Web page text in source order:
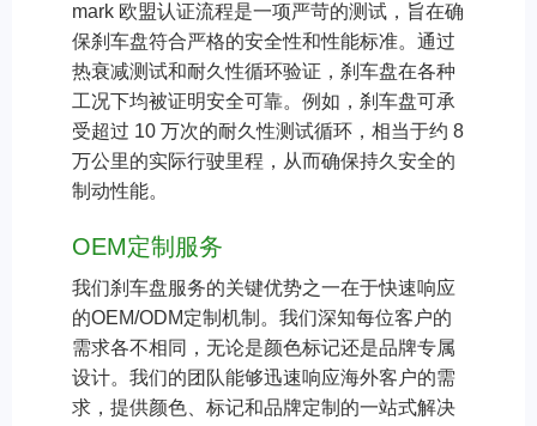
mark 欧盟认证流程是一项严苛的测试，旨在确
保刹车盘符合严格的安全性和性能标准。通过
热衰减测试和耐久性循环验证，刹车盘在各种
工况下均被证明安全可靠。例如，刹车盘可承
受超过 10 万次的耐久性测试循环，相当于约 8
万公里的实际行驶里程，从而确保持久安全的
制动性能。
OEM定制服务
我们刹车盘服务的关键优势之一在于快速响应
的OEM/ODM定制机制。我们深知每位客户的
需求各不相同，无论是颜色标记还是品牌专属
设计。我们的团队能够迅速响应海外客户的需
求，提供颜色、标记和品牌定制的一站式解决